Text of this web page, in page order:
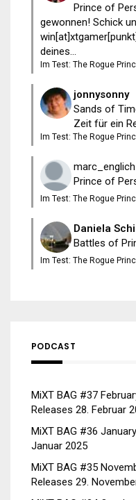
Prince of
gewonnen! Schick
deines...
Im Test: The Rogue
jonnysonny
Sands of
Zeit für ein
Im Test: The Rogue
marc_englich
Prince of
Im Test: The Rogue
Daniela
Battles of
Im Test: The Rogue
PODCAST
MiXT BAG #37
Releases 28. Februar
MiXT BAG #36
Januar 2025
MiXT BAG #35
Releases 29.